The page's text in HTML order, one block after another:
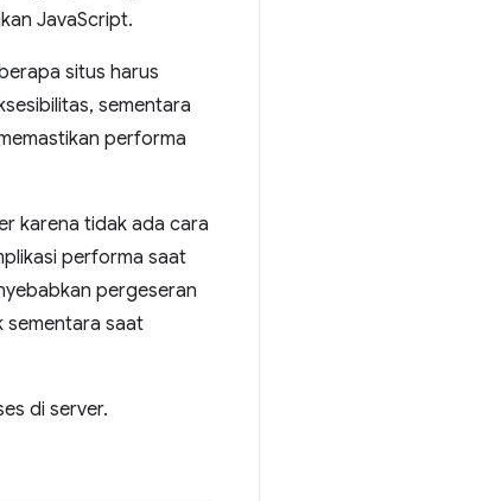
JavaScript.
situs harus
sementara
performa
karena tidak ada cara
performa saat
pergeseran
sementara saat
di server.